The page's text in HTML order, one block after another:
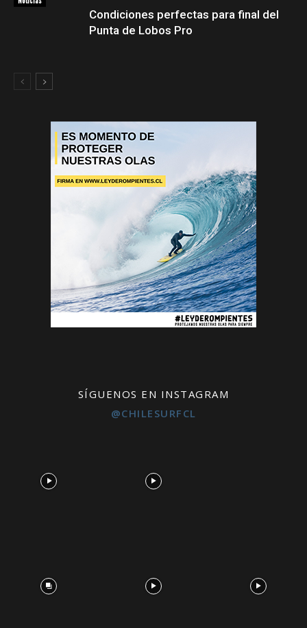
Condiciones perfectas para final del
Punta de Lobos Pro
SÍGUENOS EN INSTAGRAM
@CHILESURFCL